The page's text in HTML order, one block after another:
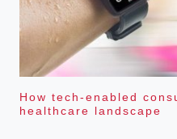
How tech-enabled
healthcare landscape